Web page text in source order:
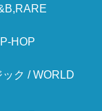
HOP
ク / WORLD